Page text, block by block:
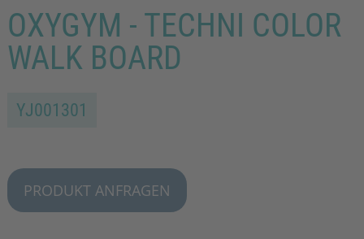
OXYGYM - TECHNI COLOR
WALK BOARD
YJ001301
PRODUKT ANFRAGEN